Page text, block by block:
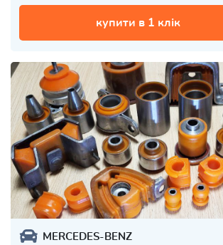
купити в 1 клік
MERCEDES-BENZ